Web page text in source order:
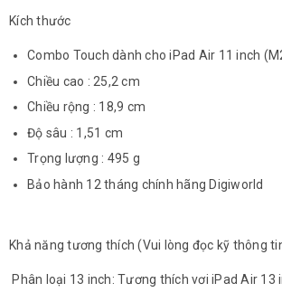
Kích thước
Combo Touch dành cho iPad Air 11 inch
Chiều cao : 25,2 cm
Chiều rộng : 18,9 cm
Độ sâu : 1,51 cm
Trọng lượng : 495 g
Bảo hành 12 tháng chính hãng Digiworld
Khả năng tương thích (Vui lòng đọc kỹ thông
Phân loại 13 inch: Tương thích vơi iPad Air